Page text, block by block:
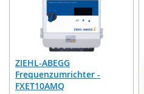
ZIEHL-ABEGG
Frequenzumrichter -
FXET10AMQ